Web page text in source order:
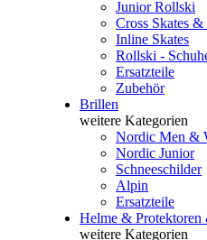
Junior Rollski
Cross Skates &
Inline Skates
Rollski -
Ersatzteile
Zubehör
Brillen
weitere Kategorien
Nordic Men &
Nordic Junior
Schneeschilder
Alpin
Ersatzteile
Helme &
weitere Kategorien